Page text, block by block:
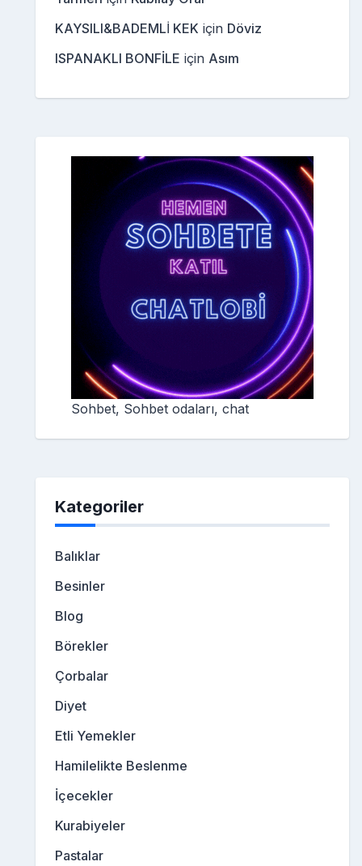
KAYSILI&BADEMLİ KEK için Döviz
ISPANAKLI BONFİLE için Asım
Sohbet, Sohbet odaları, chat
Kategoriler
Balıklar
Besinler
Blog
Börekler
Çorbalar
Diyet
Etli Yemekler
Hamilelikte Beslenme
İçecekler
Kurabiyeler
Pastalar